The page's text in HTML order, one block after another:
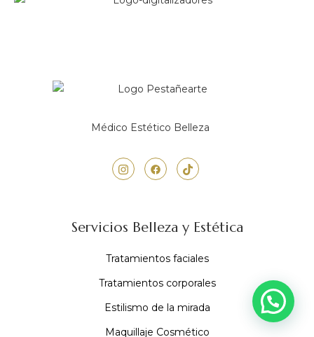
Médico Estético Belleza
Servicios Belleza y Estética
Tratamientos faciales
Tratamientos corporales
Estilismo de la mirada
Maquillaje Cosmético